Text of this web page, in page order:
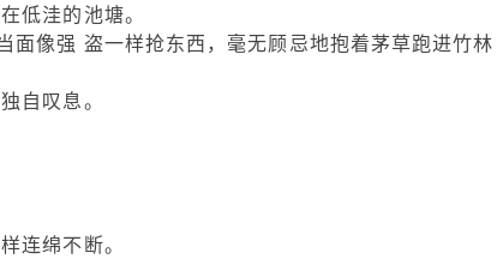
低洼的池塘。
面像强 盗一样抢东西，毫无顾忌地抱着茅草跑进竹林
自叹息。
连绵不断。